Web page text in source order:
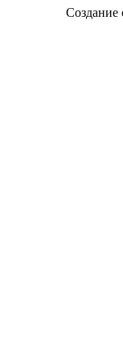
Создание